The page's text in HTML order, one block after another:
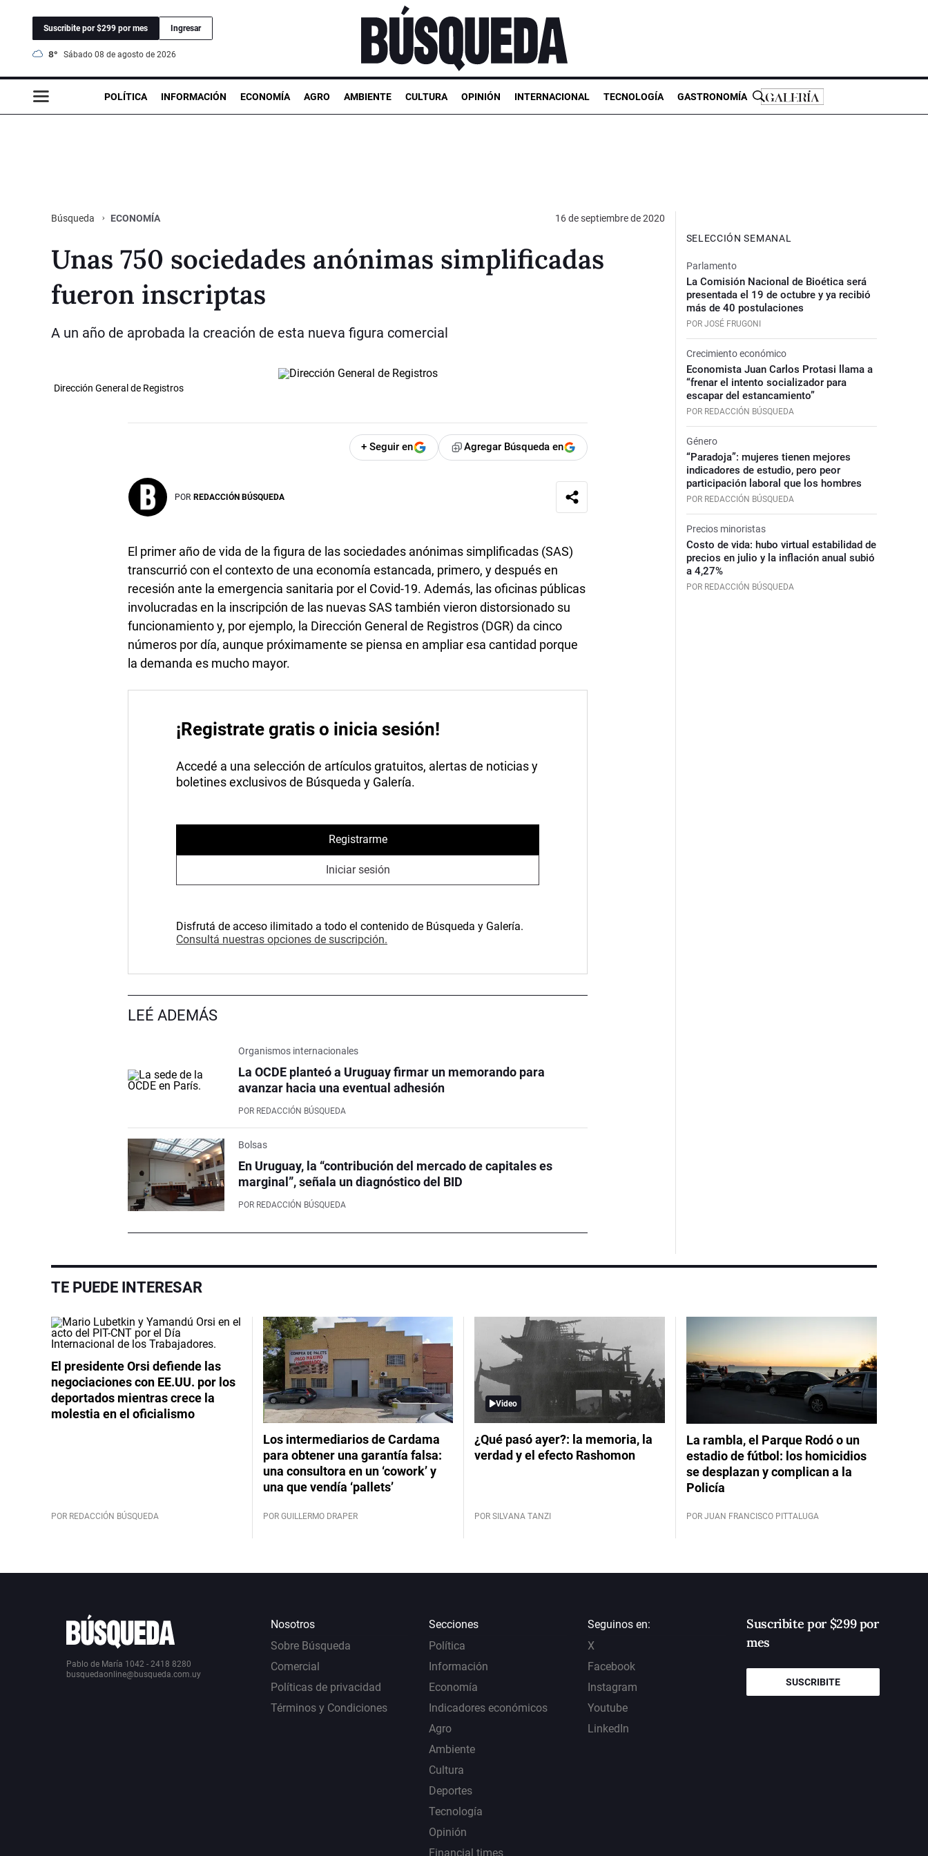
Suscribite por $299 por mes Ingresar
8° sábado 08 de agosto de 2026
POLÍTICA INFORMACIÓN ECONOMÍA AGRO AMBIENTE CULTURA OPINIÓN INTERNACIONAL TECNOLOGÍA GASTRONOMÍA
Búsqueda ECONOMÍA 16 de septiembre de 2020
Unas 750 sociedades anónimas simplificadas
fueron inscriptas
A un año de aprobada la creación de esta nueva figura comercial
Dirección General de Registros
+ Seguir en Agregar Búsqueda en
POR REDACCIÓN BÚSQUEDA
El primer año de vida de la figura de las sociedades anónimas simplificadas (SAS)
transcurrió con el contexto de una economía estancada, primero, y después en
recesión ante la emergencia sanitaria por el Covid-19. Además, las oficinas públicas
involucradas en la inscripción de las nuevas SAS también vieron distorsionado su
funcionamiento y, por ejemplo, la Dirección General de Registros (DGR) da cinco
números por día, aunque próximamente se piensa en ampliar esa cantidad porque
la demanda es mucho mayor.
¡Registrate gratis o inicia sesión!
Accedé a una selección de artículos gratuitos, alertas de noticias y
boletines exclusivos de Búsqueda y Galería.
Registrarme
Iniciar sesión
Disfrutá de acceso ilimitado a todo el contenido de Búsqueda y Galería.
Consultá nuestras opciones de suscripción.
LEÉ ADEMÁS
Organismos internacionales
La OCDE planteó a Uruguay firmar un memorando para
avanzar hacia una eventual adhesión
POR REDACCIÓN BÚSQUEDA
Bolsas
En Uruguay, la “contribución del mercado de capitales es
marginal”, señala un diagnóstico del BID
POR REDACCIÓN BÚSQUEDA
SELECCIÓN SEMANAL
Parlamento
La Comisión Nacional de Bioética será
presentada el 19 de octubre y ya recibió
más de 40 postulaciones
POR JOSÉ FRUGONI
Crecimiento económico
Economista Juan Carlos Protasi llama a
“frenar el intento socializador para
escapar del estancamiento”
POR REDACCIÓN BÚSQUEDA
Género
“Paradoja”: mujeres tienen mejores
indicadores de estudio, pero peor
participación laboral que los hombres
POR REDACCIÓN BÚSQUEDA
Precios minoristas
Costo de vida: hubo virtual estabilidad de
precios en julio y la inflación anual subió
a 4,27%
POR REDACCIÓN BÚSQUEDA
TE PUEDE INTERESAR
El presidente Orsi defiende las
negociaciones con EE.UU. por los
deportados mientras crece la
molestia en el oficialismo
POR REDACCIÓN BÚSQUEDA
Los intermediarios de Cardama
para obtener una garantía falsa:
una consultora en un ‘cowork’ y
una que vendía ‘pallets’
POR GUILLERMO DRAPER
Video
¿Qué pasó ayer?: la memoria, la
verdad y el efecto Rashomon
POR SILVANA TANZI
La rambla, el Parque Rodó o un
estadio de fútbol: los homicidios
se desplazan y complican a la
Policía
POR JUAN FRANCISCO PITTALUGA
Pablo de María 1042 - 2418 8280
busquedaonline@busqueda.com.uy
Nosotros
Sobre Búsqueda
Comercial
Políticas de privacidad
Términos y Condiciones
Secciones
Política
Información
Economía
Indicadores económicos
Agro
Ambiente
Cultura
Deportes
Tecnología
Opinión
Financial times
Seguinos en:
X
Facebook
Instagram
Youtube
LinkedIn
Suscribite por $299 por
mes
SUSCRIBITE